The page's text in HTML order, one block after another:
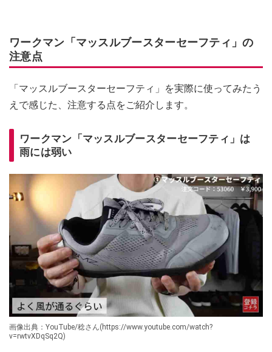
ワークマン「マッスルブースターセーフティ」の
注意点
「マッスルブースターセーフティ」を実際に使ってみたう
えで感じた、注意する点をご紹介します。
ワークマン「マッスルブースターセーフティ」は
雨には弱い
画像出典：YouTube/稔さん(https://www.youtube.com/watch?
v=rwtvXDqSq2Q)